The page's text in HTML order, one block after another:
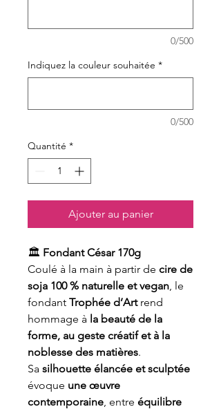
0/500
Indiquez la couleur souhaitée *
0/500
Quantité *
Ajouter au panier
🏛️ Fondant César 170g
Coulé à la main à partir de cire de
soja 100 % naturelle et vegan, le
fondant Trophée d’Artrend
hommage à la beauté de la
forme, au geste créatif et à la
noblesse des matières.
Sa silhouette élancée et sculptée
évoque une œuvre
contemporaine, entre équilibre